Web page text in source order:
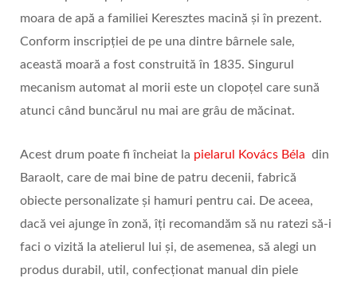
moara de apă a familiei Keresztes macină și în prezent.
Conform inscripției de pe una dintre bârnele sale,
această moară a fost construită în 1835. Singurul
mecanism automat al morii este un clopoțel care sună
atunci când buncărul nu mai are grâu de măcinat.
Acest drum poate fi încheiat la pielarul Kovács Béla din
Baraolt, care de mai bine de patru decenii, fabrică
obiecte personalizate și hamuri pentru cai. De aceea,
dacă vei ajunge în zonă, îți recomandăm să nu ratezi să-i
faci o vizită la atelierul lui și, de asemenea, să alegi un
produs durabil, util, confecționat manual din piele